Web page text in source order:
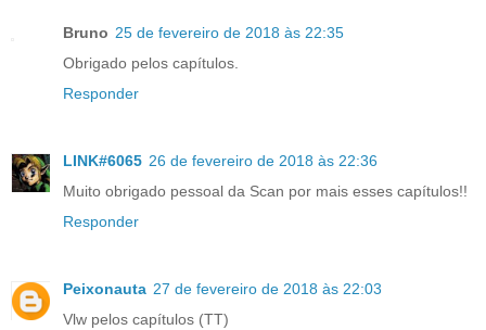
Bruno 25 de fevereiro de 2018 às 22:35
Obrigado pelos capítulos.
Responder
LINK#6065 26 de fevereiro de 2018 às 22:36
Muito obrigado pessoal da Scan por mais esses capítulos!!
Responder
Peixonauta 27 de fevereiro de 2018 às 22:03
Vlw pelos capítulos (TT)